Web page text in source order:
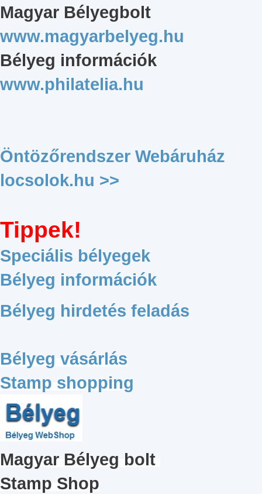
Magyar Bélyegbolt
www.magyarbelyeg.hu
Bélyeg információk
www.philatelia.hu
Öntözőrendszer Webáruház
locsolok.hu >>
Tippek!
Speciális bélyegek
Bélyeg információk
Bélyeg hirdetés feladás
Bélyeg vásárlás
Stamp shopping
Magyar Bélyeg bolt
Stamp Shop